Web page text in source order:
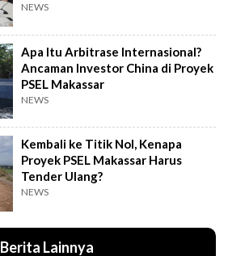
NEWS
Apa Itu Arbitrase Internasional?
Ancaman Investor China di Proyek
PSEL Makassar
NEWS
Kembali ke Titik Nol, Kenapa
Proyek PSEL Makassar Harus
Tender Ulang?
NEWS
Berita Lainnya